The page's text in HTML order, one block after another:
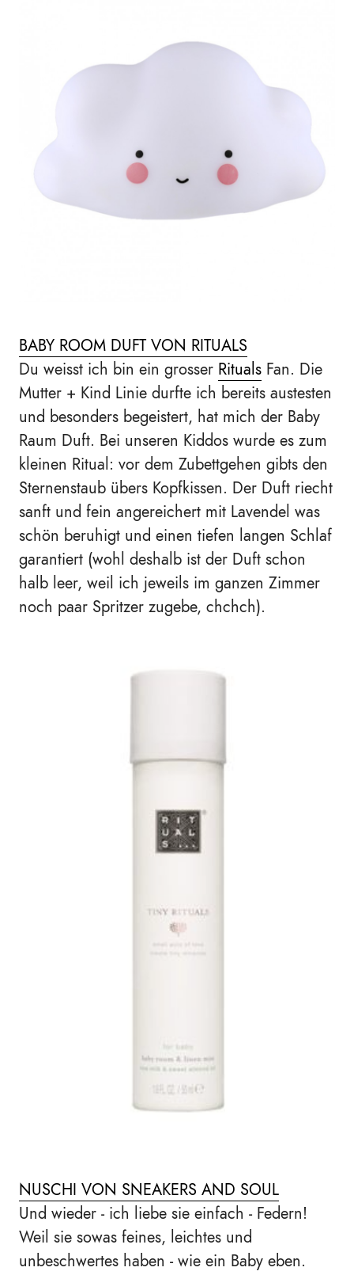
BABY ROOM DUFT VON RITUALS
Du weisst ich bin ein grosser Rituals Fan. Die
Mutter + Kind Linie durfte ich bereits austesten
und besonders begeistert, hat mich der Baby
Raum Duft. Bei unseren Kiddos wurde es zum
kleinen Ritual: vor dem Zubettgehen gibts den
Sternenstaub übers Kopfkissen. Der Duft riecht
sanft und fein angereichert mit Lavendel was
schön beruhigt und einen tiefen langen Schlaf
garantiert (wohl deshalb ist der Duft schon
halb leer, weil ich jeweils im ganzen Zimmer
noch paar Spritzer zugebe, chchch).
NUSCHI VON SNEAKERS AND SOUL
Und wieder - ich liebe sie einfach - Federn!
Weil sie sowas feines, leichtes und
unbeschwertes haben - wie ein Baby eben.